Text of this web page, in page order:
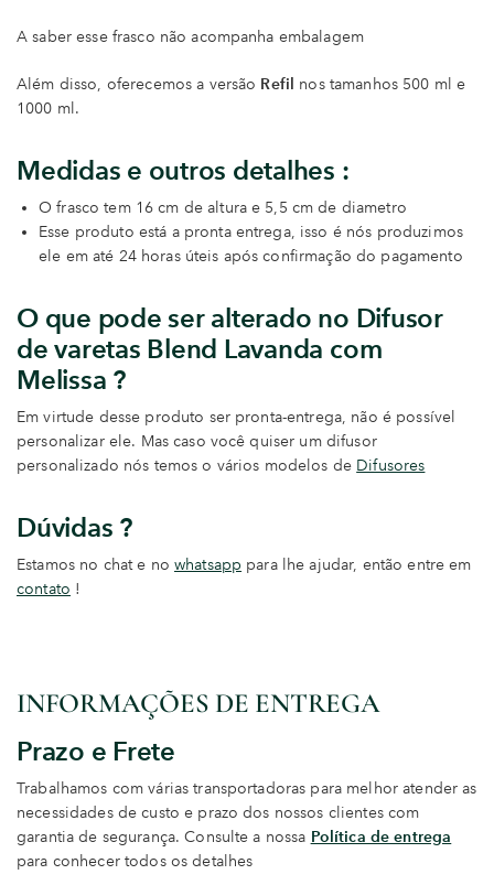
A saber esse frasco não acompanha embalagem
Além disso, oferecemos a versão Refil nos tamanhos 500 ml e
1000 ml.
Medidas e outros detalhes :
O frasco tem 16 cm de altura e 5,5 cm de diametro
Esse produto está a pronta entrega, isso é nós produzimos
ele em até 24 horas úteis após confirmação do pagamento
O que pode ser alterado no Difusor
de varetas Blend Lavanda com
Melissa ?
Em virtude desse produto ser pronta-entrega, não é possível
personalizar ele. Mas caso você quiser um difusor
personalizado nós temos o vários modelos de Difusores
Dúvidas ?
Estamos no chat e no whatsapp para lhe ajudar, então entre em
contato !
INFORMAÇÕES DE ENTREGA
Prazo e Frete
Trabalhamos com várias transportadoras para melhor atender as
necessidades de custo e prazo dos nossos clientes com
garantia de segurança. Consulte a nossa Política de entrega
para conhecer todos os detalhes